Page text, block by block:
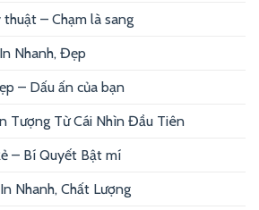
– Chạm là sang
Nhanh, Đẹp
– Dấu ấn của bạn
Tượng Từ Cái Nhìn Đầu Tiên
– Bí Quyết Bật mí
Nhanh, Chất Lượng